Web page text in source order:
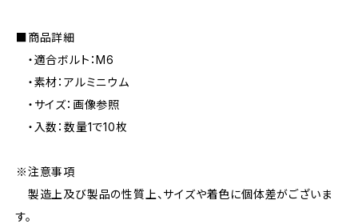
■商品詳細
・適合ボルト：M6
・素材：アルミニウム
・サイズ：画像参照
・入数：数量1で10枚
※注意事項
製造上及び製品の性質上、サイズや着色に個体差がございま
す。